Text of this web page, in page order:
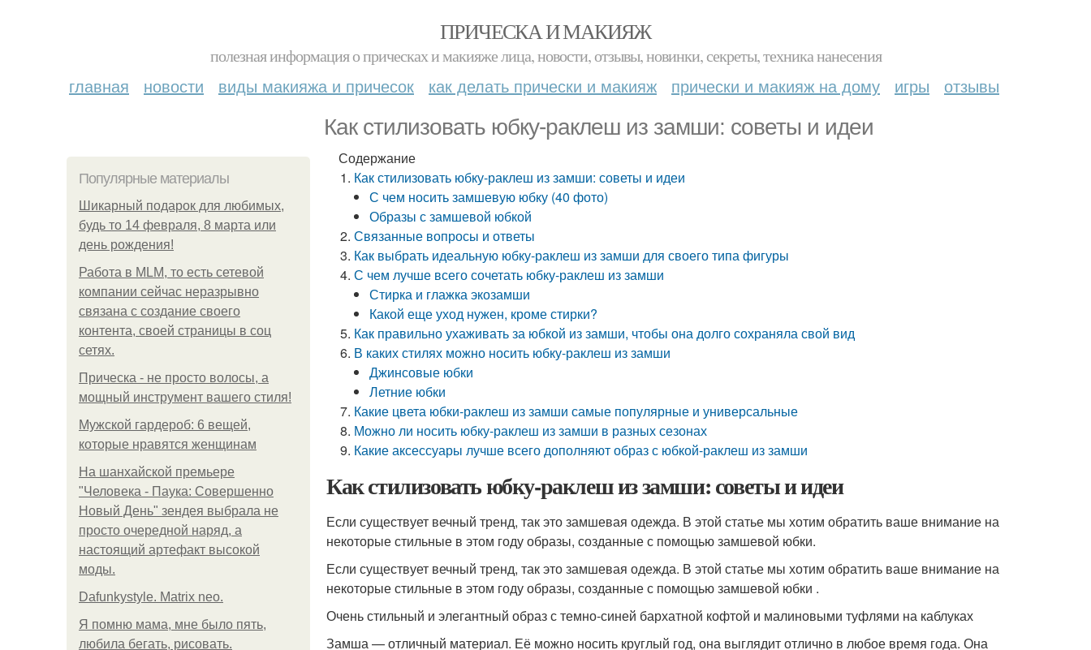
ПРИЧЕСКА И МАКИЯЖ
полезная информация о прическах и макияже лица, новости, отзывы, новинки, секреты, техника нанесения
главная новости виды макияжа и причесок как делать прически и макияж прически и макияж на дому игры отзывы
Как стилизовать юбку-раклеш из замши: советы и идеи
Популярные материалы
Шикарный подарок для любимых,
будь то 14 февраля, 8 марта или
день рождения!
Работа в MLM, то есть сетевой
компании сейчас неразрывно
связана с создание своего
контента, своей страницы в соц
сетях.
Прическа - не просто волосы, а
мощный инструмент вашего стиля!
Мужской гардероб: 6 вещей,
которые нравятся женщинам
На шанхайской премьере
"Человека - Паука: Совершенно
Новый День" зендея выбрала не
просто очередной наряд, а
настоящий артефакт высокой
моды.
Dafunkystyle. Matrix neo.
Я помню мама, мне было пять,
любила бегать, рисовать.
Содержание
Как стилизовать юбку-раклеш из замши: советы и идеи
С чем носить замшевую юбку (40 фото)
Образы с замшевой юбкой
Связанные вопросы и ответы
Как выбрать идеальную юбку-раклеш из замши для своего типа фигуры
С чем лучше всего сочетать юбку-раклеш из замши
Стирка и глажка экозамши
Какой еще уход нужен, кроме стирки?
Как правильно ухаживать за юбкой из замши, чтобы она долго сохраняла свой вид
В каких стилях можно носить юбку-раклеш из замши
Джинсовые юбки
Летние юбки
Какие цвета юбки-раклеш из замши самые популярные и универсальные
Можно ли носить юбку-раклеш из замши в разных сезонах
Какие аксессуары лучше всего дополняют образ с юбкой-раклеш из замши
Как стилизовать юбку-раклеш из замши: советы и идеи
Если существует вечный тренд, так это замшевая одежда. В этой статье мы хотим обратить ваше внимание на
некоторые стильные в этом году образы, созданные с помощью замшевой юбки.
Если существует вечный тренд, так это замшевая одежда. В этой статье мы хотим обратить ваше внимание на
некоторые стильные в этом году образы, созданные с помощью замшевой юбки .
Очень стильный и элегантный образ с темно-синей бархатной кофтой и малиновыми туфлями на каблуках
Замша — отличный материал. Её можно носить круглый год, она выглядит отлично в любое время года. Она